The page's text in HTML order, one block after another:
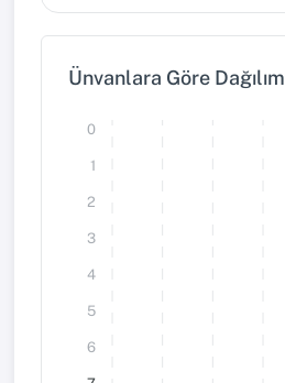
Ünvanlara Göre Dağılım
0
1
2
3
4
5
6